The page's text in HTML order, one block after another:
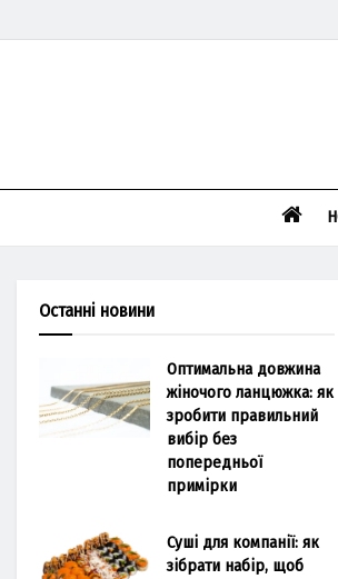
Останні новини
Оптимальна довжина
жіночого ланцюжка: як
зробити правильний
вибір без
попередньої
примірки
Суші для компанії: як
зібрати набір, щоб